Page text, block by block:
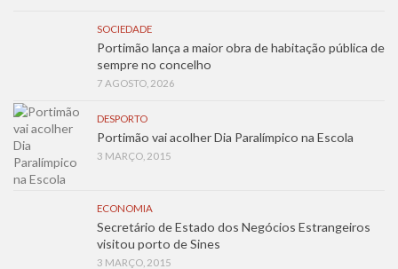
SOCIEDADE
Portimão lança a maior obra de habitação pública de
sempre no concelho
7 AGOSTO, 2026
DESPORTO
Portimão vai acolher Dia Paralímpico na Escola
3 MARÇO, 2015
ECONOMIA
Secretário de Estado dos Negócios Estrangeiros
visitou porto de Sines
3 MARÇO, 2015